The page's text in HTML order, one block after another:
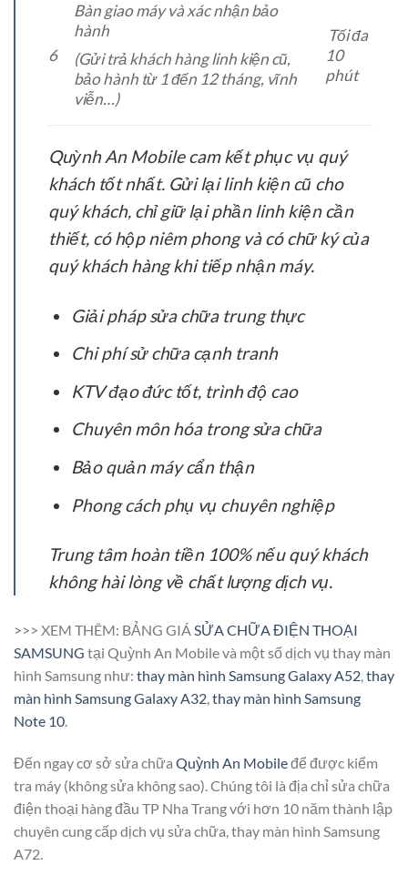
6
Bàn giao máy và xác nhận bảo
hành
(Gửi trả khách hàng linh kiện cũ,
bảo hành từ 1 đến 12 tháng, vĩnh
viễn…)
Tối đa
10
phút
Quỳnh An Mobile cam kết phục vụ quý
khách tốt nhất. Gửi lại linh kiện cũ cho
quý khách, chỉ giữ lại phần linh kiện cần
thiết, có hộp niêm phong và có chữ ký của
quý khách hàng khi tiếp nhận máy.
Giải pháp sửa chữa trung thực
Chi phí sử chữa cạnh tranh
KTV đạo đức tốt, trình độ cao
Chuyên môn hóa trong sửa chữa
Bảo quản máy cẩn thận
Phong cách phụ vụ chuyên nghiệp
Trung tâm hoàn tiền 100% nếu quý khách
không hài lòng về chất lượng dịch vụ.
>>> XEM THÊM: BẢNG GIÁSỬA CHỮA ĐIỆN THOẠI
SAMSUNG tại Quỳnh An Mobile và một số dịch vụ thay màn
hình Samsung như: thay màn hình Samsung Galaxy A52,thay
màn hình Samsung Galaxy A32,thay màn hình Samsung
Note 10.
Đến ngay cơ sở sửa chữa Quỳnh An Mobileđể được kiểm
tra máy (không sửa không sao). Chúng tôi là địa chỉ sửa chữa
điện thoại hàng đầu TP Nha Trang với hơn 10 năm thành lập
chuyên cung cấp dịch vụ sửa chữa, thay màn hình Samsung
A72.